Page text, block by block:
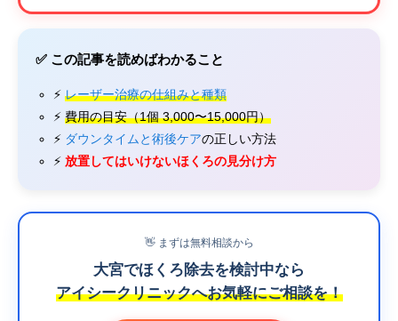
✅ この記事を読めばわかること
⚡ レーザー治療の仕組みと種類
⚡ 費用の目安（1個 3,000〜15,000円）
⚡ ダウンタイムと術後ケアの正しい方法
⚡ 放置してはいけないほくろの見分け方
👋 まずは無料相談から
大宮でほくろ除去を検討中なら
アイシークリニックへお気軽にご相談を！